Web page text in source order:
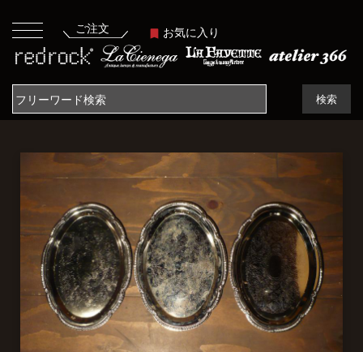
ご注文 お気に入り
検索